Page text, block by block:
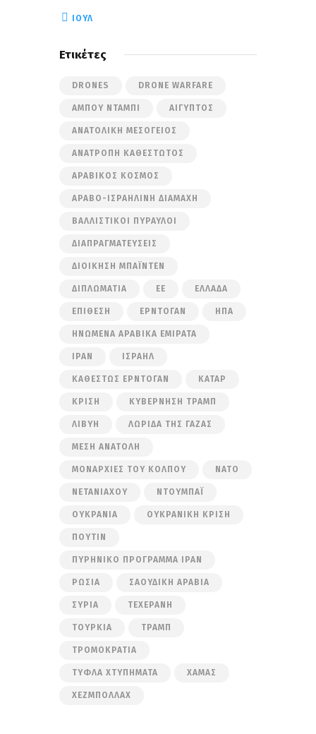
« ΙΟΎΛ
Ετικέτες
DRONES DRONE WARFARE
ΆΜΠΟΥ ΝΤΆΜΠΙ ΑΊΓΥΠΤΟΣ
ΑΝΑΤΟΛΙΚΉ ΜΕΣΌΓΕΙΟΣ
ΑΝΑΤΡΟΠΉ ΚΑΘΕΣΤΏΤΟΣ
ΑΡΑΒΙΚΌΣ ΚΌΣΜΟΣ
ΑΡΑΒΟ-ΙΣΡΑΗΛΙΝΉ ΔΙΑΜΆΧΗ
ΒΑΛΛΙΣΤΙΚΟΊ ΠΎΡΑΥΛΟΙ
ΔΙΑΠΡΑΓΜΑΤΕΎΣΕΙΣ
ΔΙΟΊΚΗΣΗ ΜΠΆΙΝΤΕΝ
ΔΙΠΛΩΜΑΤΊΑ ΕΕ ΕΛΛΆΔΑ
ΕΠΊΘΕΣΗ ΕΡΝΤΟΓΆΝ ΗΠΑ
ΗΝΩΜΈΝΑ ΑΡΑΒΙΚΆ ΕΜΙΡΆΤΑ
ΙΡΆΝ ΙΣΡΑΉΛ
ΚΑΘΕΣΤΏΣ ΕΡΝΤΟΓΆΝ ΚΑΤΆΡ
ΚΡΊΣΗ ΚΥΒΈΡΝΗΣΗ ΤΡΑΜΠ
ΛΙΒΎΗ ΛΩΡΊΔΑ ΤΗΣ ΓΆΖΑΣ
ΜΈΣΗ ΑΝΑΤΟΛΉ
ΜΟΝΑΡΧΊΕΣ ΤΟΥ ΚΌΛΠΟΥ ΝΑΤΟ
ΝΕΤΑΝΙΆΧΟΥ ΝΤΟΥΜΠΆΙ
ΟΥΚΡΑΝΊΑ ΟΥΚΡΑΝΙΚΉ ΚΡΊΣΗ
ΠΟΎΤΙΝ
ΠΥΡΗΝΙΚΌ ΠΡΌΓΡΑΜΜΑ ΙΡΆΝ
ΡΩΣΊΑ ΣΑΟΥΔΙΚΉ ΑΡΑΒΊΑ
ΣΥΡΊΑ ΤΕΧΕΡΆΝΗ
ΤΟΥΡΚΊΑ ΤΡΑΜΠ
ΤΡΟΜΟΚΡΑΤΊΑ
ΤΥΦΛΆ ΧΤΥΠΉΜΑΤΑ ΧΑΜΆΣ
ΧΕΖΜΠΟΛΛΆΧ